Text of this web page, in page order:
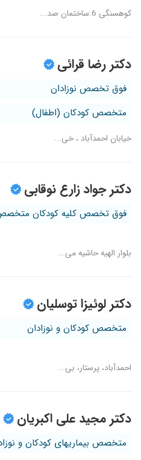
کوهسنگی 6.ساختمان صد...
دکتر رضا قرائی
فوق تخصص نوزادان
متخصص کودکان (اطفال)
خیابان احمدآباد ، خی...
دکتر جواد زارع نوقابی
فوق تخصص کلیه کودکان
بلوار الهیه حاشیه می...
دکتر لوئیزا توسلیان
متخصص کودکان و نوزادان
احمدآباد، پرستار، بی...
دکتر مجید علی اکبریان
متخصص بیماریهای کودکان و